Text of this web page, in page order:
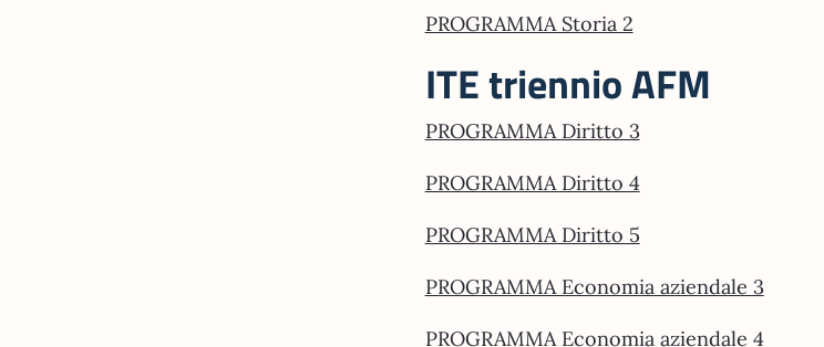
PROGRAMMA Storia 2
ITE triennio AFM
PROGRAMMA Diritto 3
PROGRAMMA Diritto 4
PROGRAMMA Diritto 5
PROGRAMMA Economia aziendale 3
PROGRAMMA Economia aziendale 4